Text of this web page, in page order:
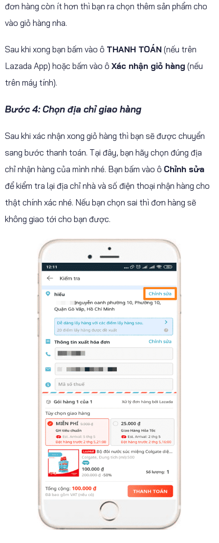
đơn hàng còn ít hơn thì bạn ra chọn thêm sản phẩm cho
vào giỏ hàng nha.
Sau khi xong bạn bấm vào ô THANH TOÁN (nếu trên
Lazada App) hoặc bấm vào ô Xác nhận giỏ hàng (nếu
trên máy tính).
Bước 4: Chọn địa chỉ giao hàng
Sau khi xác nhận xong giỏ hàng thì bạn sẽ được chuyển
sang bước thanh toán. Tại đây, bạn hãy chọn đúng địa
chỉ nhận hàng của mình nhé. Bạn bấm vào ô Chỉnh sửa
để kiểm tra lại địa chỉ nhà và số điện thoại nhận hàng cho
thật chính xác nhé. Nếu bạn chọn sai thì đơn hàng sẽ
không giao tới cho bạn được.